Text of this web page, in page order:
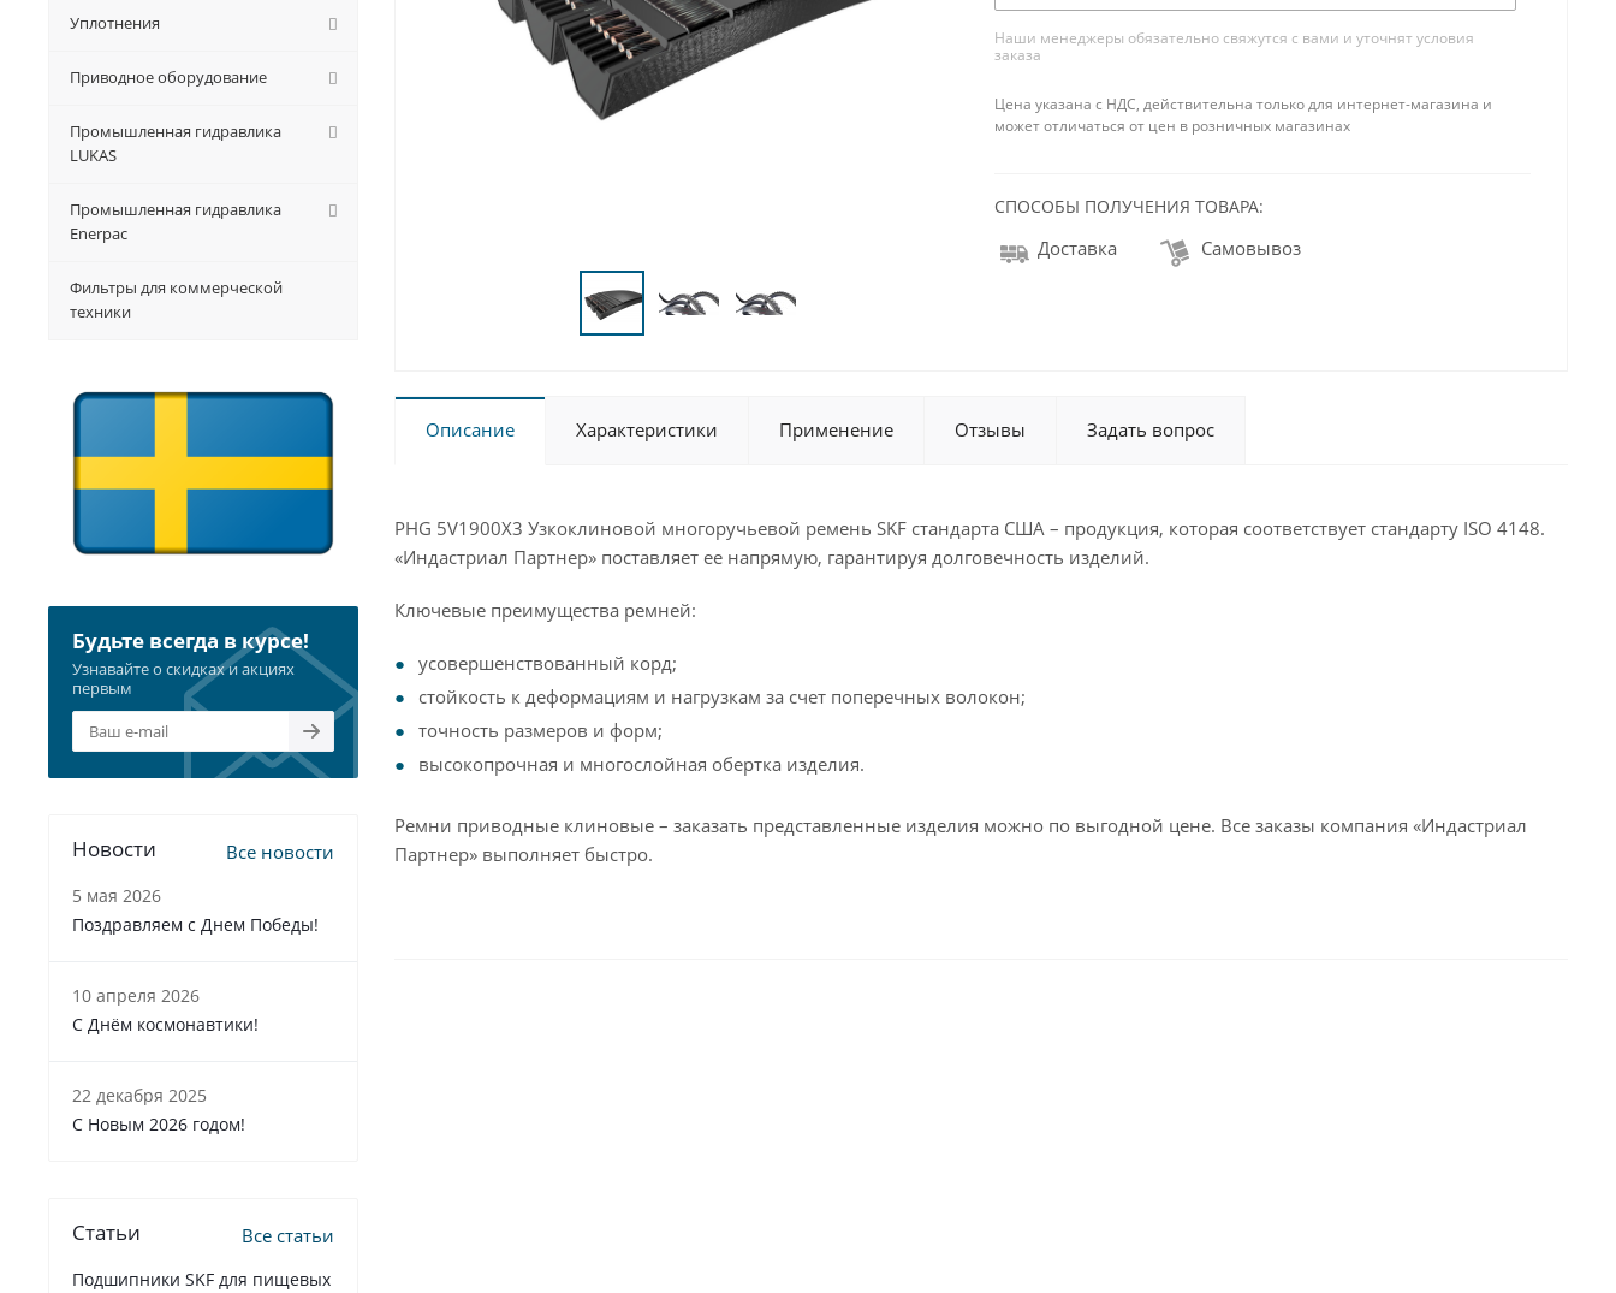
Наши менеджеры обязательно свяжутся с вами и уточнят условия
заказа
Цена указана с НДС, действительна только для интернет-магазина и
может отличаться от цен в розничных магазинах
СПОСОБЫ ПОЛУЧЕНИЯ ТОВАРА:
Доставка Самовывоз
Описание Характеристики Применение Отзывы Задать вопрос
PHG 5V1900X3 Узкоклиновой многоручьевой ремень SKF стандарта США – продукция, которая соответствует стандарту ISO 4148.
«Индастриал Партнер» поставляет ее напрямую, гарантируя долговечность изделий.
Ключевые преимущества ремней:
усовершенствованный корд;
стойкость к деформациям и нагрузкам за счет поперечных волокон;
точность размеров и форм;
высокопрочная и многослойная обертка изделия.
Ремни приводные клиновые – заказать представленные изделия можно по выгодной цене. Все заказы компания «Индастриал
Партнер» выполняет быстро.
Уплотнения
Приводное оборудование
Промышленная гидравлика
LUKAS
Промышленная гидравлика
Enerpac
Фильтры для коммерческой
техники
Будьте всегда в курсе!
Узнавайте о скидках и акциях
первым
Новости Все новости
5 мая 2026
Поздравляем с Днем Победы!
10 апреля 2026
С Днём космонавтики!
22 декабря 2025
C Новым 2026 годом!
Статьи Все статьи
Подшипники SKF для пищевых